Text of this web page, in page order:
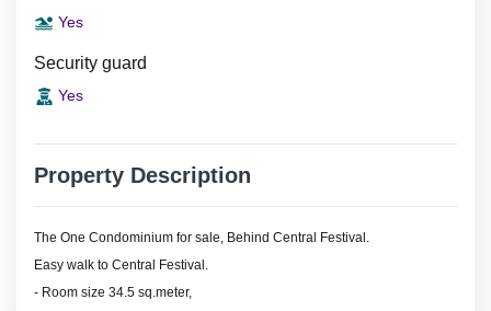
Yes
Security guard
Yes
Property Description
The One Condominium for sale, Behind Central Festival.
Easy walk to Central Festival.
- Room size 34.5 sq.meter,